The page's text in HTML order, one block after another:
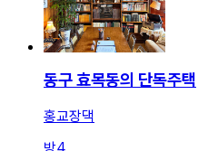
동구 효목동의 단독주택
홍교장댁
방4